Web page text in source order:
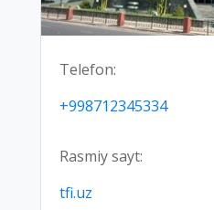
Telefon:
+998712345334
Rasmiy sayt:
tfi.uz